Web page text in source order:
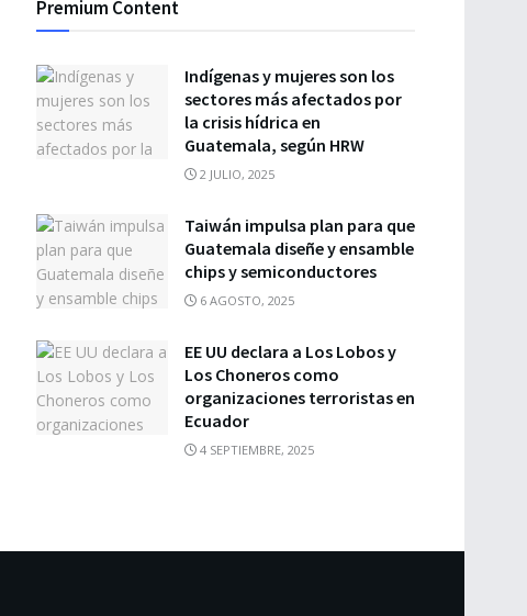
Premium Content
Indígenas y mujeres son los
sectores más afectados por
la crisis hídrica en
Guatemala, según HRW
2 JULIO, 2025
Taiwán impulsa plan para que
Guatemala diseñe y ensamble
chips y semiconductores
6 AGOSTO, 2025
EE UU declara a Los Lobos y
Los Choneros como
organizaciones terroristas en
Ecuador
4 SEPTIEMBRE, 2025